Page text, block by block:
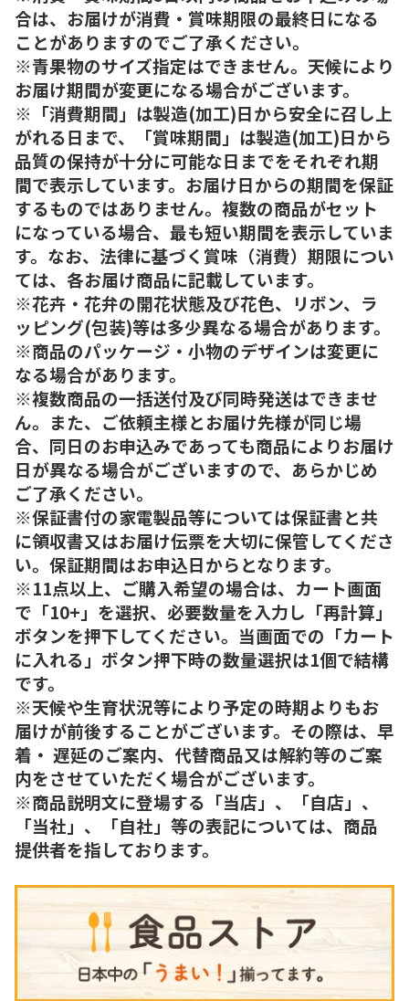
合は、お届けが消費・賞味期限の最終日になる
ことがありますのでご了承ください。
※青果物のサイズ指定はできません。天候により
お届け期間が変更になる場合がございます。
※「消費期間」は製造(加工)日から安全に召し上
がれる日まで、「賞味期間」は製造(加工)日から
品質の保持が十分に可能な日までをそれぞれ期
間で表示しています。お届け日からの期間を保証
するものではありません。複数の商品がセット
になっている場合、最も短い期間を表示していま
す。なお、法律に基づく賞味（消費）期限につい
ては、各お届け商品に記載しています。
※花卉・花弁の開花状態及び花色、リボン、ラ
ッピング(包装)等は多少異なる場合があります。
※商品のパッケージ・小物のデザインは変更に
なる場合があります。
※複数商品の一括送付及び同時発送はできませ
ん。また、ご依頼主様とお届け先様が同じ場
合、同日のお申込みであっても商品によりお届け
日が異なる場合がございますので、あらかじめ
ご了承ください。
※保証書付の家電製品等については保証書と共
に領収書又はお届け伝票を大切に保管してくださ
い。保証期間はお申込日からとなります。
※11点以上、ご購入希望の場合は、カート画面
で「10+」を選択、必要数量を入力し「再計算」
ボタンを押下してください。当画面での「カート
に入れる」ボタン押下時の数量選択は1個で結構
です。
※天候や生育状況等により予定の時期よりもお
届けが前後することがございます。その際は、早
着・ 遅延のご案内、代替商品又は解約等のご案
内をさせていただく場合がございます。
※商品説明文に登場する「当店」、「自店」、
「当社」、「自社」等の表記については、商品
提供者を指しております。